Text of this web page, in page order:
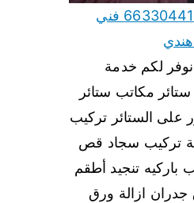
تركيب ستائر العبدلي 66330441 فني
لكم خدمة
مكاتب ستائر
الستائر تركيب
تركيب سجاد قص
باركيه تنجيد أطقم
جدران ازالة ورق